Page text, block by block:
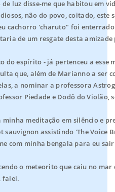
luz disse-me que habitou em
não do povo, coitado, este
cachorro 'charuto" foi
de um resgate desta
do espírito - já pertenceu a
que, além de Marianno a ser
a nominar a professora
Piedade e Dodô do Violão,
minha meditação em silêncio e
sauvignon assistindo 'The
com minha bengala para eu
o meteorito que caiu no
falei.